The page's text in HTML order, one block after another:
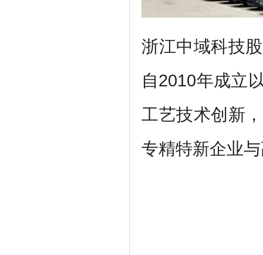
浙江中域科技
自2010年成立
工艺技术创新
专精特新企业